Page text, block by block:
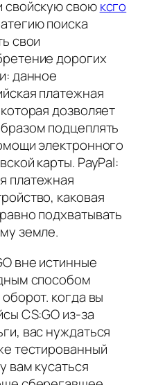
свойскую своюксго
поиска
свои
дорогих
данное
платежная
дозволяет
подцеплять
электронного
карты. PayPal:
платежная
каковая
подхватывать
земле.
вне истинные
способом
когда вы
CS:GO из-за
вас нуждаться
тестированный
вам кусаться